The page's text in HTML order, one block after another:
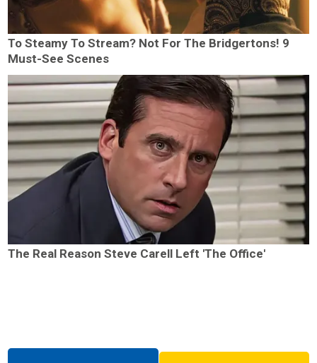
To Steamy To Stream? Not For The Bridgertons! 9
Must-See Scenes
The Real Reason Steve Carell Left 'The Office'